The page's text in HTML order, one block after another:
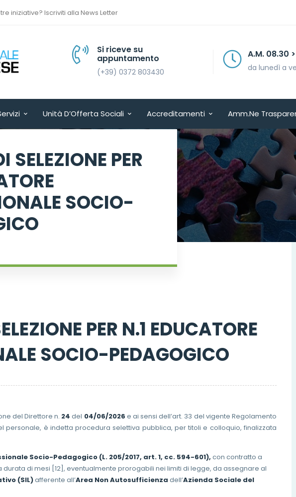
iniziative? Iscriviti alla News Letter
Si riceve su
appuntamento
(+39) 0372 803430
A.M. 08.30 > 13.30
da lunedì a venerdì
Unità D’Offerta Sociali Accreditamenti Amm.ne
SELEZIONE PER
SOCIO-
PER N.1 EDUCATORE
SOCIO-PEDAGOGICO
del Direttore n. 24 del 04/06/2026 e ai sensi dell’art. 33 del vigente Regolamento
personale, è indetta procedura selettiva pubblica, per titoli e colloquio, finalizzata
Socio-Pedagogico (L. 205/2017, art. 1, cc. 594-601), con contratto a
di mesi [12], eventualmente prorogabili nei limiti di legge, da assegnare al
(SIL)afferente all’Area Non Autosufficienza dell’Azienda Sociale del